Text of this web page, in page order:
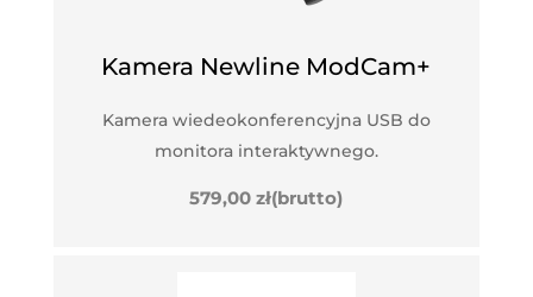
Kamera Newline ModCam+
Kamera wiedeokonferencyjna USB do
monitora interaktywnego.
579,00zł(brutto)